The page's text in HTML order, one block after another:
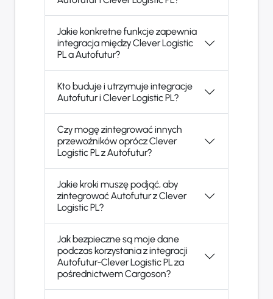
Jakie konkretne funkcje zapewnia
integracja między Clever Logistic
PL a Autofutur?
Kto buduje i utrzymuje integracje
Autofutur i Clever Logistic PL?
Czy mogę zintegrować innych
przewoźników oprócz Clever
Logistic PL z Autofutur?
Jakie kroki muszę podjąć, aby
zintegrować Autofutur z Clever
Logistic PL?
Jak bezpieczne są moje dane
podczas korzystania z integracji
Autofutur-Clever Logistic PL za
pośrednictwem Cargoson?